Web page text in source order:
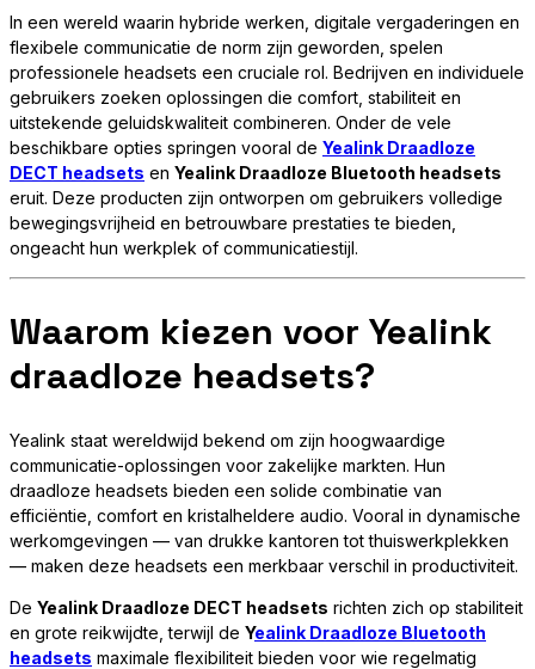
In een wereld waarin hybride werken, digitale vergaderingen en
flexibele communicatie de norm zijn geworden, spelen
professionele headsets een cruciale rol. Bedrijven en individuele
gebruikers zoeken oplossingen die comfort, stabiliteit en
uitstekende geluidskwaliteit combineren. Onder de vele
beschikbare opties springen vooral de Yealink Draadloze
DECT headsets en Yealink Draadloze Bluetooth headsets
eruit. Deze producten zijn ontworpen om gebruikers volledige
bewegingsvrijheid en betrouwbare prestaties te bieden,
ongeacht hun werkplek of communicatiestijl.
Waarom kiezen voor Yealink
draadloze headsets?
Yealink staat wereldwijd bekend om zijn hoogwaardige
communicatie-oplossingen voor zakelijke markten. Hun
draadloze headsets bieden een solide combinatie van
efficiëntie, comfort en kristalheldere audio. Vooral in dynamische
werkomgevingen — van drukke kantoren tot thuiswerkplekken
— maken deze headsets een merkbaar verschil in productiviteit.
De Yealink Draadloze DECT headsets richten zich op stabiliteit
en grote reikwijdte, terwijl de Yealink Draadloze Bluetooth
headsets maximale flexibiliteit bieden voor wie regelmatig